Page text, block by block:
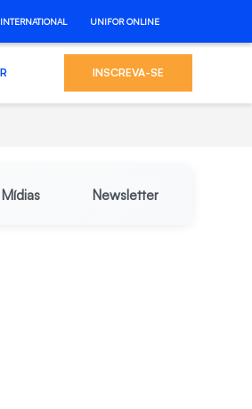
INTERNATIONAL UNIFOR ONLINE
INSCREVA-SE
Mídias Newsletter